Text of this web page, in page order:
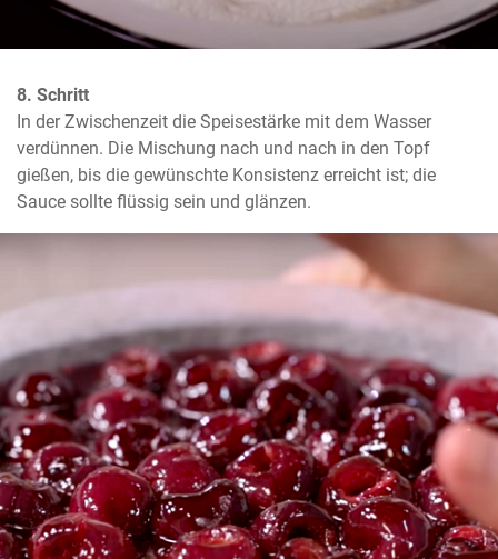
8. Schritt
In der Zwischenzeit die Speisestärke mit dem Wasser
verdünnen. Die Mischung nach und nach in den Topf
gießen, bis die gewünschte Konsistenz erreicht ist; die
Sauce sollte flüssig sein und glänzen.